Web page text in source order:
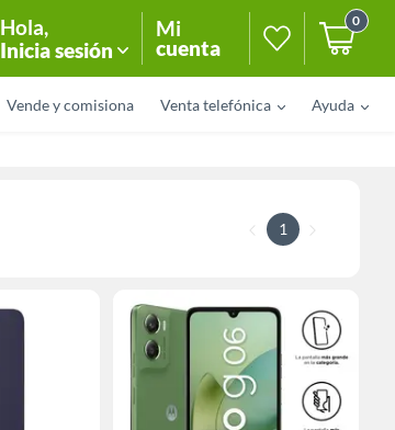
Hola,
Inicia sesión
Mi
cuenta
0
Vende y comisiona Venta telefónica Ayuda
1